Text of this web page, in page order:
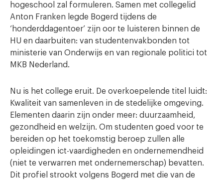
hogeschool zal formuleren. Samen met collegelid
Anton Franken legde Bogerd tijdens de
‘honderddagentoer’ zijn oor te luisteren binnen de
HU en daarbuiten: van studentenvakbonden tot
ministerie van Onderwijs en van regionale politici tot
MKB Nederland.
Nu is het college eruit. De overkoepelende titel luidt:
Kwaliteit van samenleven in de stedelijke omgeving.
Elementen daarin zijn onder meer: duurzaamheid,
gezondheid en welzijn. Om studenten goed voor te
bereiden op het toekomstig beroep zullen alle
opleidingen ict-vaardigheden en ondernemendheid
(niet te verwarren met ondernemerschap) bevatten.
Dit profiel strookt volgens Bogerd met die van de